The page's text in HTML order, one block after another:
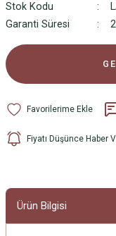
Stok Kodu
Garanti Süresi
Fiyatı Düşünce Haber
Ürün Bilgisi